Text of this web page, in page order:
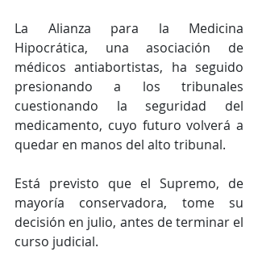
La Alianza para la Medicina
Hipocrática, una asociación de
médicos antiabortistas, ha seguido
presionando a los tribunales
cuestionando la seguridad del
medicamento, cuyo futuro volverá a
quedar en manos del alto tribunal.
Está previsto que el Supremo, de
mayoría conservadora, tome su
decisión en julio, antes de terminar el
curso judicial.